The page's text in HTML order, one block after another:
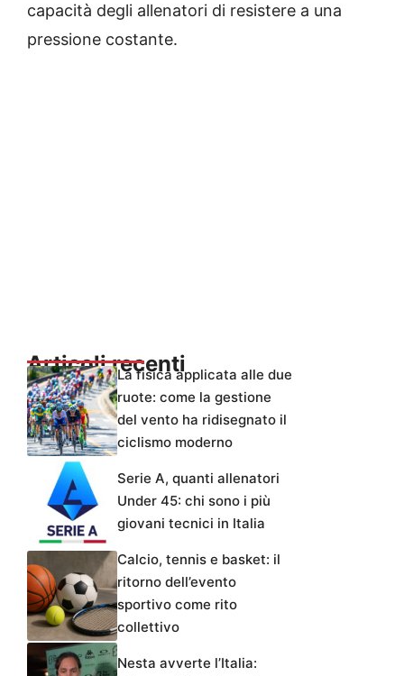
capacità degli allenatori di resistere a una
pressione costante.
Articoli recentiLa fisica applicata alle due
ruote: come la gestione
del vento ha ridisegnato il
ciclismo moderno
Serie A, quanti allenatori
Under 45: chi sono i più
giovani tecnici in Italia
Calcio, tennis e basket: il
ritorno dell’evento
sportivo come rito
collettivo
Nesta avverte l’Italia: